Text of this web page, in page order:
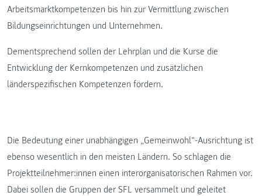
Arbeitsmarktkompetenzen bis hin zur Vermittlung zwischen
Bildungseinrichtungen und Unternehmen.
Dementsprechend sollen der Lehrplan und die Kurse die
Entwicklung der Kernkompetenzen und zusätzlichen
länderspezifischen Kompetenzen fördern.
Die Bedeutung einer unabhängigen „Gemeinwohl“-Ausrichtung ist
ebenso wesentlich in den meisten Ländern. So schlagen die
Projektteilnehmer:innen einen interorganisatorischen Rahmen vor.
Dabei sollen die Gruppen der SFL versammelt und geleitet